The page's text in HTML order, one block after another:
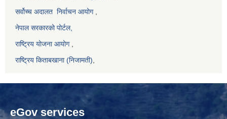
सर्वोच्च अदालत निर्वाचन आयोग,
नेपाल सरकारको पोर्टल,
राष्ट्रिय योजना आयोग,
राष्ट्रिय किताबखाना (निजामती)
eGov services